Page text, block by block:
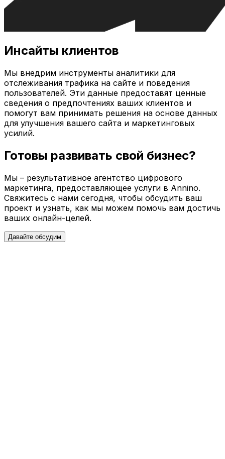
Инсайты клиентов
Мы внедрим инструменты аналитики для
отслеживания трафика на сайте и поведения
пользователей. Эти данные предоставят ценные
сведения о предпочтениях ваших клиентов и
помогут вам принимать решения на основе данных
для улучшения вашего сайта и маркетинговых
усилий.
Готовы развивать свой бизнес?
Мы – результативное агентство цифрового
маркетинга, предоставляющее услуги в Annino.
Свяжитесь с нами сегодня, чтобы обсудить ваш
проект и узнать, как мы можем помочь вам достичь
ваших онлайн-целей.
Давайте обсудим